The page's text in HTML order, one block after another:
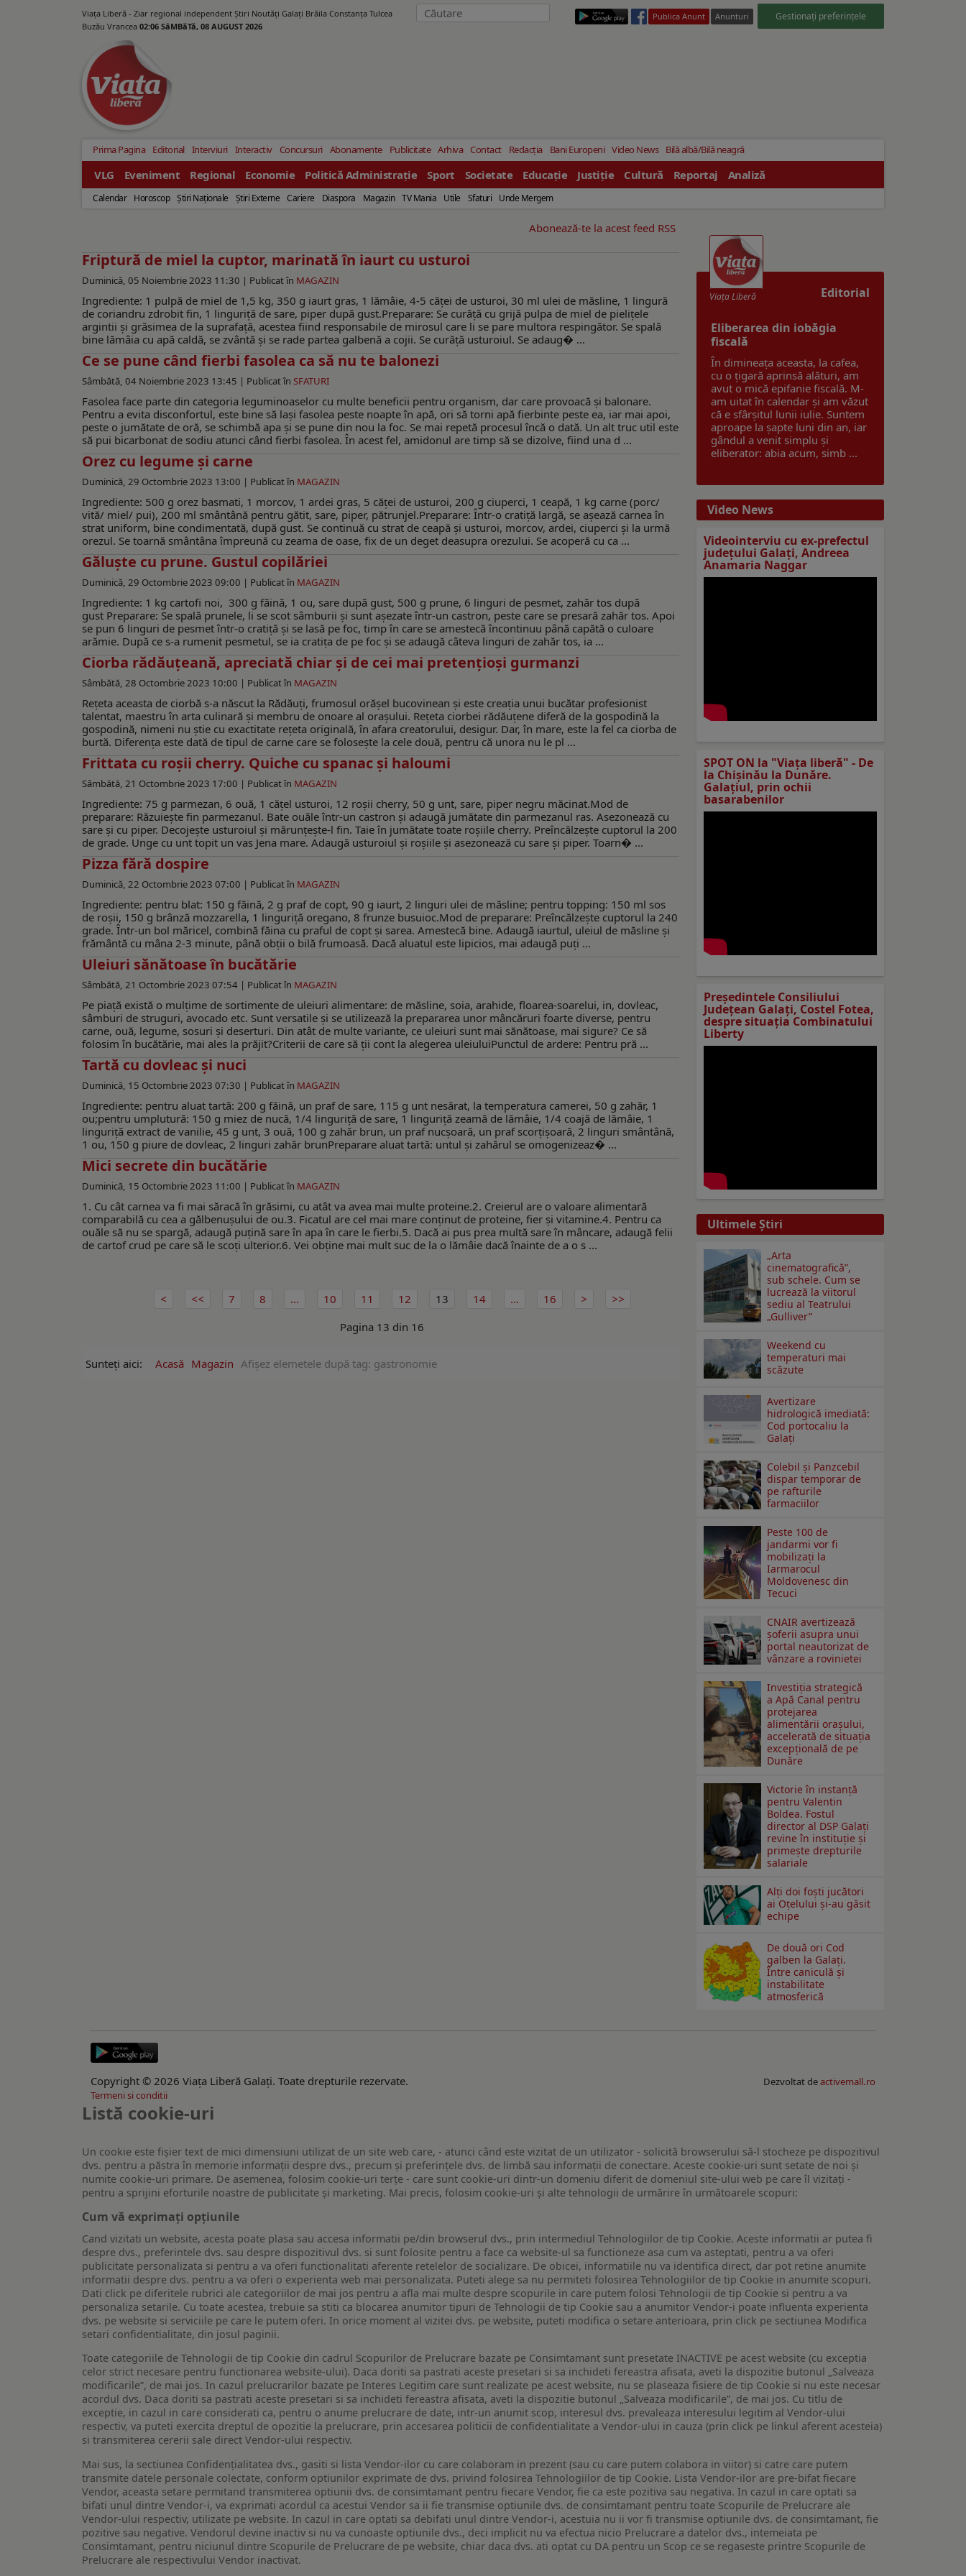
Viața Liberă - Ziar regional independent Știri Noutăți Galaţi Brăila Constanţa Tulcea
Buzău Vrancea 02:06 SâMBăTă, 08 AUGUST 2026
Publica Anunt Anunturi Gestionați preferințele
Prima Pagina Editorial Interviuri Interactiv Concursuri Abonamente Publicitate Arhiva Contact Redacția Bani Europeni Video News Bilă albă/Bilă neagră
VLG Eveniment Regional Economie Politică Administrație Sport Societate Educație Justiție Cultură Reportaj Analiză
Calendar Horoscop Ştiri Naţionale Ştiri Externe Cariere Diaspora Magazin TV Mania Utile Sfaturi Unde Mergem
Abonează-te la acest feed RSS
Friptură de miel la cuptor, marinată în iaurt cu usturoi
Duminică, 05 Noiembrie 2023 11:30 | Publicat în MAGAZIN
Ingrediente: 1 pulpă de miel de 1,5 kg, 350 g iaurt gras, 1 lămâie, 4-5 căței de usturoi, 30 ml ulei de măsline, 1 lingură
de coriandru zdrobit fin, 1 linguriță de sare, piper după gust.Preparare: Se curăță cu grijă pulpa de miel de pielițele
argintii și grăsimea de la suprafață, acestea fiind responsabile de mirosul care li se pare multora respingător. Se spală
bine lămâia cu apă caldă, se zvântă și se rade partea galbenă a cojii. Se curăță usturoiul. Se adaug� ...
Ce se pune când fierbi fasolea ca să nu te balonezi
Sâmbătă, 04 Noiembrie 2023 13:45 | Publicat în SFATURI
Fasolea face parte din categoria leguminoaselor cu multe beneficii pentru organism, dar care provoacă și balonare.
Pentru a evita disconfortul, este bine să lași fasolea peste noapte în apă, ori să torni apă fierbinte peste ea, iar mai apoi,
peste o jumătate de oră, se schimbă apa și se pune din nou la foc. Se mai repetă procesul încă o dată. Un alt truc util este
să pui bicarbonat de sodiu atunci când fierbi fasolea. În acest fel, amidonul are timp să se dizolve, fiind una d ...
Orez cu legume și carne
Duminică, 29 Octombrie 2023 13:00 | Publicat în MAGAZIN
Ingrediente: 500 g orez basmati, 1 morcov, 1 ardei gras, 5 căței de usturoi, 200 g ciuperci, 1 ceapă, 1 kg carne (porc/
vită/ miel/ pui), 200 ml smântână pentru gătit, sare, piper, pătrunjel.Preparare: Într-o cratiță largă, se așează carnea în
strat uniform, bine condimentată, după gust. Se continuă cu strat de ceapă și usturoi, morcov, ardei, ciuperci și la urmă
orezul. Se toarnă smântâna împreună cu zeama de oase, fix de un deget deasupra orezului. Se acoperă cu ca ...
Găluște cu prune. Gustul copilăriei
Duminică, 29 Octombrie 2023 09:00 | Publicat în MAGAZIN
Ingrediente: 1 kg cartofi noi, 300 g făină, 1 ou, sare după gust, 500 g prune, 6 linguri de pesmet, zahăr tos după
gust Preparare: Se spală prunele, li se scot sâmburii și sunt așezate într-un castron, peste care se presară zahăr tos. Apoi
se pun 6 linguri de pesmet într-o cratiță și se lasă pe foc, timp în care se amestecă încontinuu până capătă o culoare
arămie. După ce s-a rumenit pesmetul, se ia cratița de pe foc și se adaugă câteva linguri de zahăr tos, ia ...
Ciorba rădăuțeană, apreciată chiar și de cei mai pretențioși gurmanzi
Sâmbătă, 28 Octombrie 2023 10:00 | Publicat în MAGAZIN
Rețeta aceasta de ciorbă s-a născut la Rădăuți, frumosul orășel bucovinean și este creația unui bucătar profesionist
talentat, maestru în arta culinară și membru de onoare al orașului. Rețeta ciorbei rădăuțene diferă de la gospodină la
gospodină, nimeni nu știe cu exactitate rețeta originală, în afara creatorului, desigur. Dar, în mare, este la fel ca ciorba de
burtă. Diferența este dată de tipul de carne care se folosește la cele două, pentru că unora nu le pl ...
Frittata cu roșii cherry. Quiche cu spanac și haloumi
Sâmbătă, 21 Octombrie 2023 17:00 | Publicat în MAGAZIN
Ingrediente: 75 g parmezan, 6 ouă, 1 cățel usturoi, 12 roșii cherry, 50 g unt, sare, piper negru măcinat.Mod de
preparare: Răzuiește fin parmezanul. Bate ouăle într-un castron și adaugă jumătate din parmezanul ras. Asezonează cu
sare și cu piper. Decojește usturoiul și mărunțește-l fin. Taie în jumătate toate roșiile cherry. Preîncălzește cuptorul la 200
de grade. Unge cu unt topit un vas Jena mare. Adaugă usturoiul și roșiile și asezonează cu sare și piper. Toarn� ...
Pizza fără dospire
Duminică, 22 Octombrie 2023 07:00 | Publicat în MAGAZIN
Ingrediente: pentru blat: 150 g făină, 2 g praf de copt, 90 g iaurt, 2 linguri ulei de măsline; pentru topping: 150 ml sos
de roșii, 150 g brânză mozzarella, 1 linguriță oregano, 8 frunze busuioc.Mod de preparare: Preîncălzește cuptorul la 240
grade. Într-un bol măricel, combină făina cu praful de copt și sarea. Amestecă bine. Adaugă iaurtul, uleiul de măsline și
frământă cu mâna 2-3 minute, până obții o bilă frumoasă. Dacă aluatul este lipicios, mai adaugă puți ...
Uleiuri sănătoase în bucătărie
Sâmbătă, 21 Octombrie 2023 07:54 | Publicat în MAGAZIN
Pe piață există o mulțime de sortimente de uleiuri alimentare: de măsline, soia, arahide, floarea-soarelui, in, dovleac,
sâmburi de struguri, avocado etc. Sunt versatile și se utilizează la prepararea unor mâncăruri foarte diverse, pentru
carne, ouă, legume, sosuri și deserturi. Din atât de multe variante, ce uleiuri sunt mai sănătoase, mai sigure? Ce să
folosim în bucătărie, mai ales la prăjit?Criterii de care să ții cont la alegerea uleiuluiPunctul de ardere: Pentru pră ...
Tartă cu dovleac și nuci
Duminică, 15 Octombrie 2023 07:30 | Publicat în MAGAZIN
Ingrediente: pentru aluat tartă: 200 g făină, un praf de sare, 115 g unt nesărat, la temperatura camerei, 50 g zahăr, 1
ou;pentru umplutură: 150 g miez de nucă, 1/4 linguriță de sare, 1 linguriță zeamă de lămâie, 1/4 coajă de lămâie, 1
linguriță extract de vanilie, 45 g unt, 3 ouă, 100 g zahăr brun, un praf nucșoară, un praf scorțișoară, 2 linguri smântână,
1 ou, 150 g piure de dovleac, 2 linguri zahăr brunPreparare aluat tartă: untul și zahărul se omogenizeaz� ...
Mici secrete din bucătărie
Duminică, 15 Octombrie 2023 11:00 | Publicat în MAGAZIN
1. Cu cât carnea va fi mai săracă în grăsimi, cu atât va avea mai multe proteine.2. Creierul are o valoare alimentară
comparabilă cu cea a gălbenușului de ou.3. Ficatul are cel mai mare conținut de proteine, fier și vitamine.4. Pentru ca
ouăle să nu se spargă, adaugă puțină sare în apa în care le fierbi.5. Dacă ai pus prea multă sare în mâncare, adaugă felii
de cartof crud pe care să le scoți ulterior.6. Vei obține mai mult suc de la o lămâie dacă înainte de a o s ...
7 8 ... 10 11 12 13 14 ...
16
Pagina 13 din 16
Sunteți aici: Acasă Magazin Afişez elemetele după tag: gastronomie
Editorial
Viaţa Liberă
Eliberarea din iobăgia
fiscală
În dimineața aceasta, la cafea,
cu o țigară aprinsă alături, am
avut o mică epifanie fiscală. M-
am uitat în calendar și am văzut
că e sfârșitul lunii iulie. Suntem
aproape la șapte luni din an, iar
gândul a venit simplu și
eliberator: abia acum, simb ...
Video News
Videointerviu cu ex-prefectul
judeţului Galaţi, Andreea
Anamaria Naggar
SPOT ON la "Viaţa liberă" - De
la Chișinău la Dunăre.
Galațiul, prin ochii
basarabenilor
Preşedintele Consiliului
Judeţean Galaţi, Costel Fotea,
despre situaţia Combinatului
Liberty
Ultimele Ştiri
„Arta
cinematografică”,
sub schele. Cum se
lucrează la viitorul
sediu al Teatrului
„Gulliver”
Weekend cu
temperaturi mai
scăzute
Avertizare
hidrologică imediată:
Cod portocaliu la
Galaţi
Colebil și Panzcebil
dispar temporar de
pe rafturile
farmaciilor
Peste 100 de
jandarmi vor fi
mobilizați la
Iarmarocul
Moldovenesc din
Tecuci
CNAIR avertizează
șoferii asupra unui
portal neautorizat de
vânzare a rovinietei
Investiția strategică
a Apă Canal pentru
protejarea
alimentării orașului,
accelerată de situația
excepțională de pe
Dunăre
Victorie în instanță
pentru Valentin
Boldea. Fostul
director al DSP Galați
revine în instituție și
primește drepturile
salariale
Alți doi foști jucători
ai Oțelului și-au găsit
echipe
De două ori Cod
galben la Galaţi.
Între caniculă şi
instabilitate
atmosferică
Copyright © 2026 Viaţa Liberă Galaţi. Toate drepturile rezervate. Dezvoltat deactivemall.ro
Termeni si conditii
Listă cookie-uri
Un cookie este fişier text de mici dimensiuni utilizat de un site web care, - atunci când este vizitat de un utilizator - solicită browserului să-l stocheze pe dispozitivul
dvs. pentru a păstra în memorie informații despre dvs., precum și preferințele dvs. de limbă sau informații de conectare. Aceste cookie-uri sunt setate de noi și
numite cookie-uri primare. De asemenea, folosim cookie-uri terțe - care sunt cookie-uri dintr-un domeniu diferit de domeniul site-ului web pe care îl vizitați -
pentru a sprijini eforturile noastre de publicitate și marketing. Mai precis, folosim cookie-uri și alte tehnologii de urmărire în următoarele scopuri:
Cum vă exprimați opțiunile
Cand vizitati un website, acesta poate plasa sau accesa informatii pe/din browserul dvs., prin intermediul Tehnologiilor de tip Cookie. Aceste informatii ar putea fi
despre dvs., preferintele dvs. sau despre dispozitivul dvs. si sunt folosite pentru a face ca website-ul sa functioneze asa cum va asteptati, pentru a va oferi
publicitate personalizata si pentru a va oferi functionalitati aferente retelelor de socializare. De obicei, informatiile nu va identifica direct, dar pot retine anumite
informatii despre dvs. pentru a va oferi o experienta web mai personalizata. Puteti alege sa nu permiteti folosirea Tehnologiilor de tip Cookie in anumite scopuri.
Dati click pe diferitele rubrici ale categoriilor de mai jos pentru a afla mai multe despre scopurile in care putem folosi Tehnologii de tip Cookie si pentru a va
personaliza setarile. Cu toate acestea, trebuie sa stiti ca blocarea anumitor tipuri de Tehnologii de tip Cookie sau a anumitor Vendor-i poate influenta experienta
dvs. pe website si serviciile pe care le putem oferi. In orice moment al vizitei dvs. pe website, puteti modifica o setare anterioara, prin click pe sectiunea Modifica
setari confidentialitate, din josul paginii.
Toate categoriile de Tehnologii de tip Cookie din cadrul Scopurilor de Prelucrare bazate pe Consimtamant sunt presetate INACTIVE pe acest website (cu exceptia
celor strict necesare pentru functionarea website-ului). Daca doriti sa pastrati aceste presetari si sa inchideti fereastra afisata, aveti la dispozitie butonul „Salveaza
modificarile”, de mai jos. In cazul prelucrarilor bazate pe Interes Legitim care sunt realizate pe acest website, nu se plaseaza fisiere de tip Cookie si nu este necesar
acordul dvs. Daca doriti sa pastrati aceste presetari si sa inchideti fereastra afisata, aveti la dispozitie butonul „Salveaza modificarile”, de mai jos. Cu titlu de
exceptie, in cazul in care considerati ca, pentru o anume prelucrare de date, intr-un anumit scop, interesul dvs. prevaleaza interesului legitim al Vendor-ului
respectiv, va puteti exercita dreptul de opozitie la prelucrare, prin accesarea politicii de confidentialitate a Vendor-ului in cauza (prin click pe linkul aferent acesteia)
si transmiterea cererii sale direct Vendor-ului respectiv.
Mai sus, la sectiunea Confidențialitatea dvs., gasiti si lista Vendor-ilor cu care colaboram in prezent (sau cu care putem colabora in viitor) si catre care putem
transmite datele personale colectate, conform optiunilor exprimate de dvs. privind folosirea Tehnologiilor de tip Cookie. Lista Vendor-ilor are pre-bifat fiecare
Vendor, aceasta setare permitand transmiterea optiunii dvs. de consimtamant pentru fiecare Vendor, fie ca este pozitiva sau negativa. In cazul in care optati sa
bifati unul dintre Vendor-i, va exprimati acordul ca acestui Vendor sa ii fie transmise optiunile dvs. de consimtamant pentru toate Scopurile de Prelucrare ale
Vendor-ului respectiv, utilizate pe website. In cazul in care optati sa debifati unul dintre Vendor-i, acestuia nu ii vor fi transmise optiunile dvs. de consimtamant, fie
pozitive sau negative. Vendorul devine inactiv si nu va cunoaste optiunile dvs., deci implicit nu va efectua nicio Prelucrare a datelor dvs., intemeiata pe
Consimtamant, pentru niciunul dintre Scopurile de Prelucrare de pe website, chiar daca dvs. ati optat cu DA pentru un Scop ce se regaseste printre Scopurile de
Prelucrare ale respectivului Vendor inactivat.